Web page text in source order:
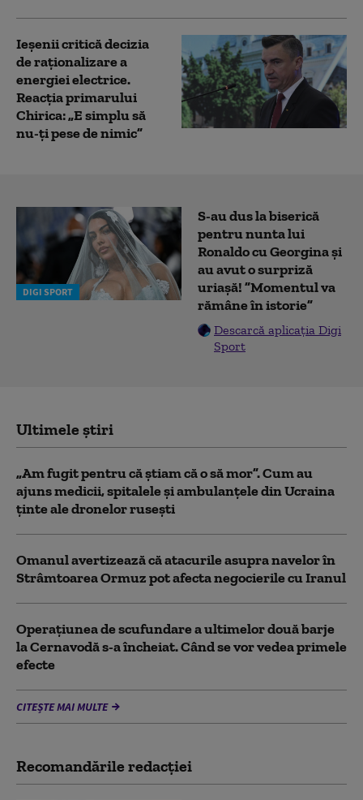
Ieșenii critică decizia
de raționalizare a
energiei electrice.
Reacția primarului
Chirica: „E simplu să
nu-ţi pese de nimic”
DIGI SPORT
S-au dus la biserică
pentru nunta lui
Ronaldo cu Georgina și
au avut o surpriză
uriașă! ”Momentul va
rămâne în istorie”
Descarcă aplicația Digi
Sport
Ultimele știri
„Am fugit pentru că știam că o să mor”. Cum au
ajuns medicii, spitalele și ambulanțele din Ucraina
ținte ale dronelor rusești
Omanul avertizează că atacurile asupra navelor în
Strâmtoarea Ormuz pot afecta negocierile cu Iranul
Operațiunea de scufundare a ultimelor două barje
la Cernavodă s-a încheiat. Când se vor vedea primele
efecte
CITEȘTE MAI MULTE
Recomandările redacţiei